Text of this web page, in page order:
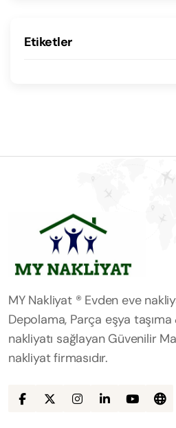
Etiketler
MY Nakliyat ® Evden eve
Depolama, Parça eşya taşıma
nakliyatı sağlayan Güvenilir
nakliyat firmasıdır.